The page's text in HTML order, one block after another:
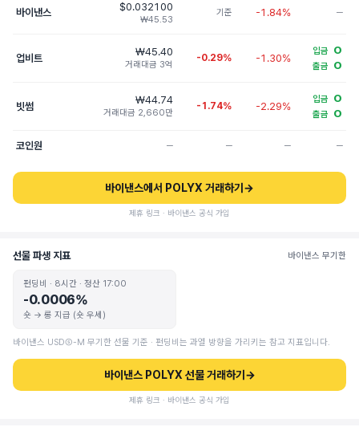
바이낸스 $0.032100
₩45.53
기준 -1.84% ─
업비트
₩45.40
거래대금 3억
-0.29% -1.30%
입금 O
출금 O
빗썸
₩44.74
거래대금 2,660만
-1.74% -2.29%
입금 O
출금 O
코인원 ─ ─ ─ ─
바이낸스에서 POLYX 거래하기 →
제휴 링크 · 바이낸스 공식 가입
선물 파생 지표 바이낸스 무기한
펀딩비 · 8시간 · 정산 17:00
-0.0006%
숏 → 롱 지급 (숏 우세)
바이낸스 USDⓈ-M 무기한 선물 기준 · 펀딩비는 과열 방향을 가리키는 참고 지표입니다.
바이낸스 POLYX 선물 거래하기 →
제휴 링크 · 바이낸스 공식 가입